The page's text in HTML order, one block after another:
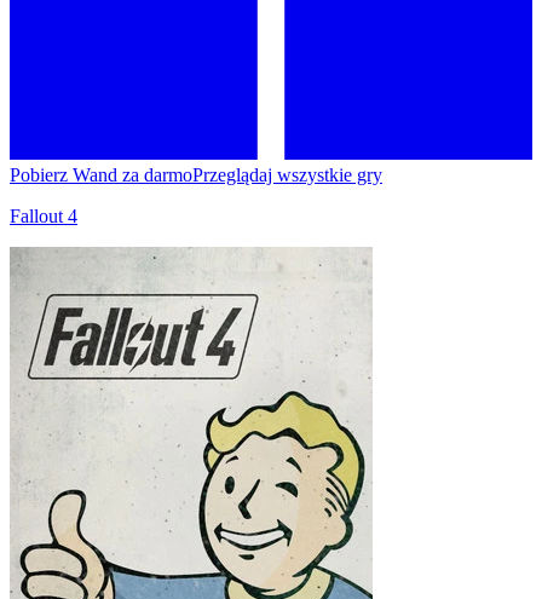
Pobierz Wand za darmoPrzeglądaj wszystkie gry
Fallout 4